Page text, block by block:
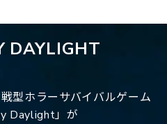
DAYLIGHT
型ホラーサバイバルゲーム
Daylight」が